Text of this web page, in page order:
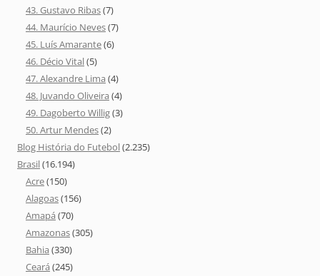
43. Gustavo Ribas(7)
44. Maurício Neves(7)
45. Luís Amarante(6)
46. Décio Vital(5)
47. Alexandre Lima (4)
48. Juvando Oliveira (4)
49. Dagoberto Willig(3)
50. Artur Mendes(2)
Blog História do Futebol(2.235)
Brasil(16.194)
Acre(150)
Alagoas(156)
Amapá (70)
Amazonas(305)
Bahia (330)
Ceará (245)